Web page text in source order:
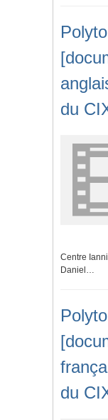
du
Centre
Daniel…
du